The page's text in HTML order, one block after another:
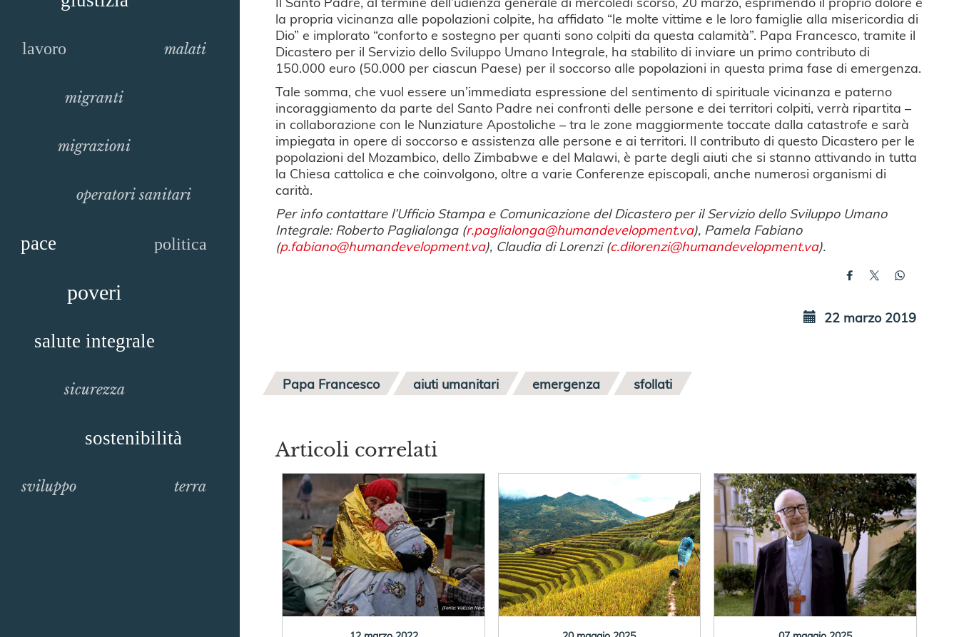
lavoro malati
migranti
migrazioni
operatori sanitari
pace politica
poveri
salute integrale
sicurezza
sostenibilità
sviluppo terra
la propria vicinanza alle popolazioni colpite, ha affidato “le molte vittime e le loro famiglie alla misericordia di
Dio” e implorato “conforto e sostegno per quanti sono colpiti da questa calamità”. Papa Francesco, tramite il
Dicastero per il Servizio dello Sviluppo Umano Integrale, ha stabilito di inviare un primo contributo di
150.000 euro (50.000 per ciascun Paese) per il soccorso alle popolazioni in questa prima fase di emergenza.
Tale somma, che vuol essere un’immediata espressione del sentimento di spirituale vicinanza e paterno
incoraggiamento da parte del Santo Padre nei confronti delle persone e dei territori colpiti, verrà ripartita –
in collaborazione con le Nunziature Apostoliche – tra le zone maggiormente toccate dalla catastrofe e sarà
impiegata in opere di soccorso e assistenza alle persone e ai territori. Il contributo di questo Dicastero per le
popolazioni del Mozambico, dello Zimbabwe e del Malawi, è parte degli aiuti che si stanno attivando in tutta
la Chiesa cattolica e che coinvolgono, oltre a varie Conferenze episcopali, anche numerosi organismi di
carità.
Per info contattare l’Ufficio Stampa e Comunicazione del Dicastero per il Servizio dello Sviluppo Umano
Integrale: Roberto Paglialonga (r.paglialonga@humandevelopment.va), Pamela Fabiano
(p.fabiano@humandevelopment.va), Claudia di Lorenzi (c.dilorenzi@humandevelopment.va).
22 marzo 2019
Papa Francesco aiuti umanitari emergenza sfollati
Articoli correlati